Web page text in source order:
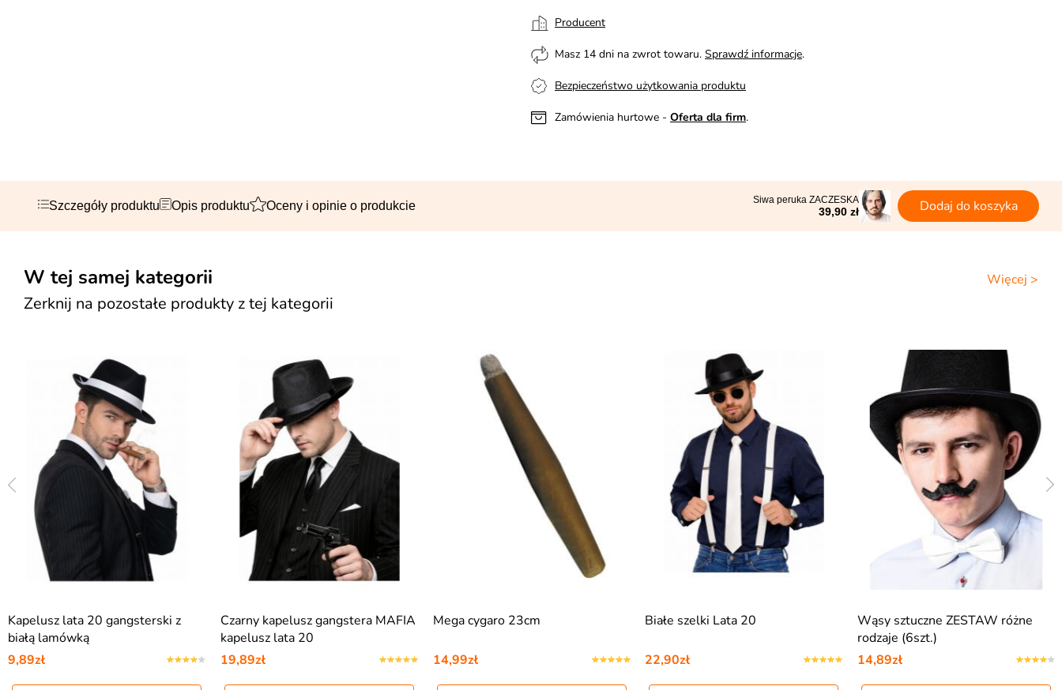
Producent
Masz 14 dni na zwrot towaru. Sprawdź informacje.
Bezpieczeństwo użytkowania produktu
Zamówienia hurtowe - Oferta dla firm.
Szczegóły produktu Opis produktu Oceny i opinie o produkcie Siwa peruka ZACZESKA
39,90 zł Dodaj do koszyka
Więcej >
W tej samej kategorii
Zerknij na pozostałe produkty z tej kategorii
Czarny kapelusz gangstera MAFIA
kapelusz lata 20
19,89zł
Mega cygaro 23cm
14,99zł
Białe szelki Lata 20
22,90zł
Wąsy sztuczne ZESTAW różne
14,89zł
Mucha satynowa czarna
10,89zł